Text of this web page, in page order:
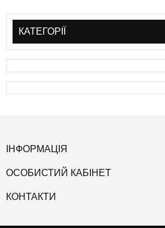
КАТЕГОРІЇ
ІНФОРМАЦІЯ
ОСОБИСТИЙ КАБІНЕТ
КОНТАКТИ